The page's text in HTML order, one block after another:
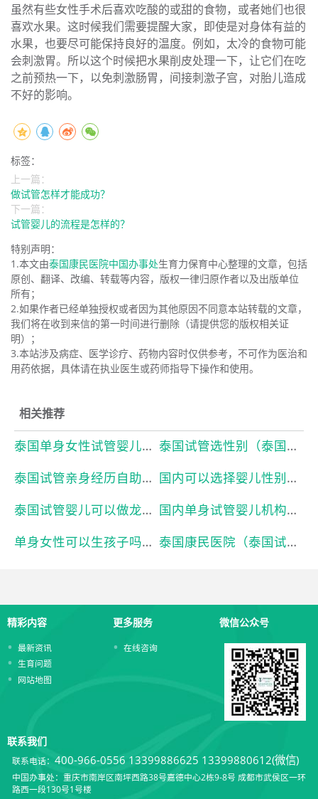
虽然有些女性手术后喜欢吃酸的或甜的食物，或者她们也很
喜欢水果。这时候我们需要提醒大家，即使是对身体有益的
水果，也要尽可能保持良好的温度。例如，太冷的食物可能
会刺激胃。所以这个时候把水果削皮处理一下，让它们在吃
之前预热一下，以免刺激肠胃，间接刺激子宫，对胎儿造成
不好的影响。
标签：
上一篇：
做试管怎样才能成功？
下一篇：
试管婴儿的流程是怎样的？
特别声明：
1.本文由泰国康民医院中国办事处生育力保育中心整理的文章，包括
原创、翻译、改编、转载等内容，版权一律归原作者以及出版单位
所有；
2.如果作者已经单独授权或者因为其他原因不同意本站转载的文章，
我们将在收到来信的第一时间进行删除（请提供您的版权相关证
明）；
3.本站涉及病症、医学诊疗、药物内容时仅供参考，不可作为医治和
用药依据，具体请在执业医生或药师指导下操作和使用。
相关推荐
泰国单身女性试管婴儿（泰国试管婴儿单身女性合法吗）本月已更新
泰国试管选性别（泰国试管可以选择婴儿性别吗）本月已更新
泰国试管亲身经历自助（泰国试管婴儿自助攻略）本月已更新
国内可以选择婴儿性别吗（国内试管婴儿能选择胎儿的性别吗）本月已更新
泰国试管婴儿可以做龙凤胎吗（泰国试管婴儿真的可以选性别吗）本月已更新
国内单身试管婴儿机构（国内未婚做试管机构有哪些）本月已更新
单身女性可以生孩子吗（单身女性可以试管生孩子吗）本月已更新
泰国康民医院（泰国试管婴儿流程）本月已更新
精彩内容
最新资讯
生育问题
网站地图
更多服务
在线咨询
微信公众号
联系我们
联系电话： 400-966-0556 13399886625 13399880612(微信)
中国办事处：重庆市南岸区南坪西路38号嘉德中心2栋9-8号 成都市武侯区一环
路西一段130号1号楼